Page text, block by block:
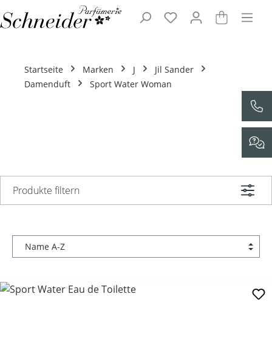
Zum Hauptinhalt springen
Startseite Marken J
Jil Sander
Damenduft
Sport Water Woman
Produkte filtern